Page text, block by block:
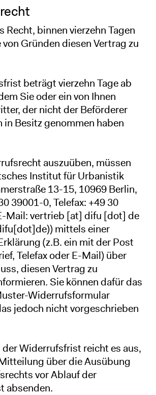
Recht, binnen vierzehn Tagen
Gründen diesen Vertrag zu
beträgt vierzehn Tage ab
Sie oder ein von Ihnen
der nicht der Beförderer
in Besitz genommen haben
auszuüben, müssen
Institut für Urbanistik
13-15, 10969 Berlin,
39001-0, Telefax: +49 30
Mail:vertrieb [at] difu [dot] de
) mittels einer
(z.B. ein mit der Post
Telefax oder E-Mail) über
diesen Vertrag zu
Sie können dafür das
Widerrufsformular
jedoch nicht vorgeschrieben
Widerrufsfrist reicht es aus,
über die Ausübung
vor Ablauf der
absenden.